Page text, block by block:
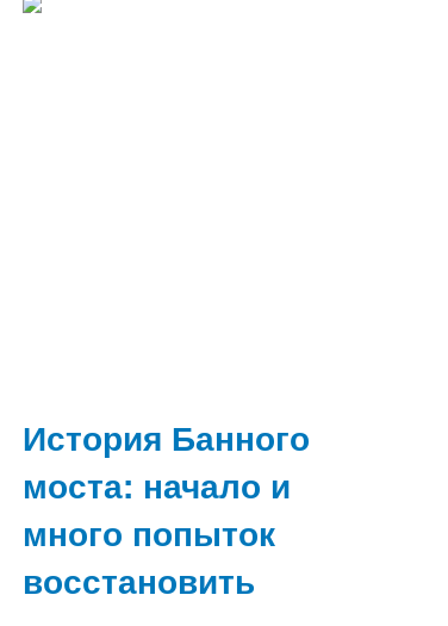
История Банного
моста: начало и
много попыток
восстановить